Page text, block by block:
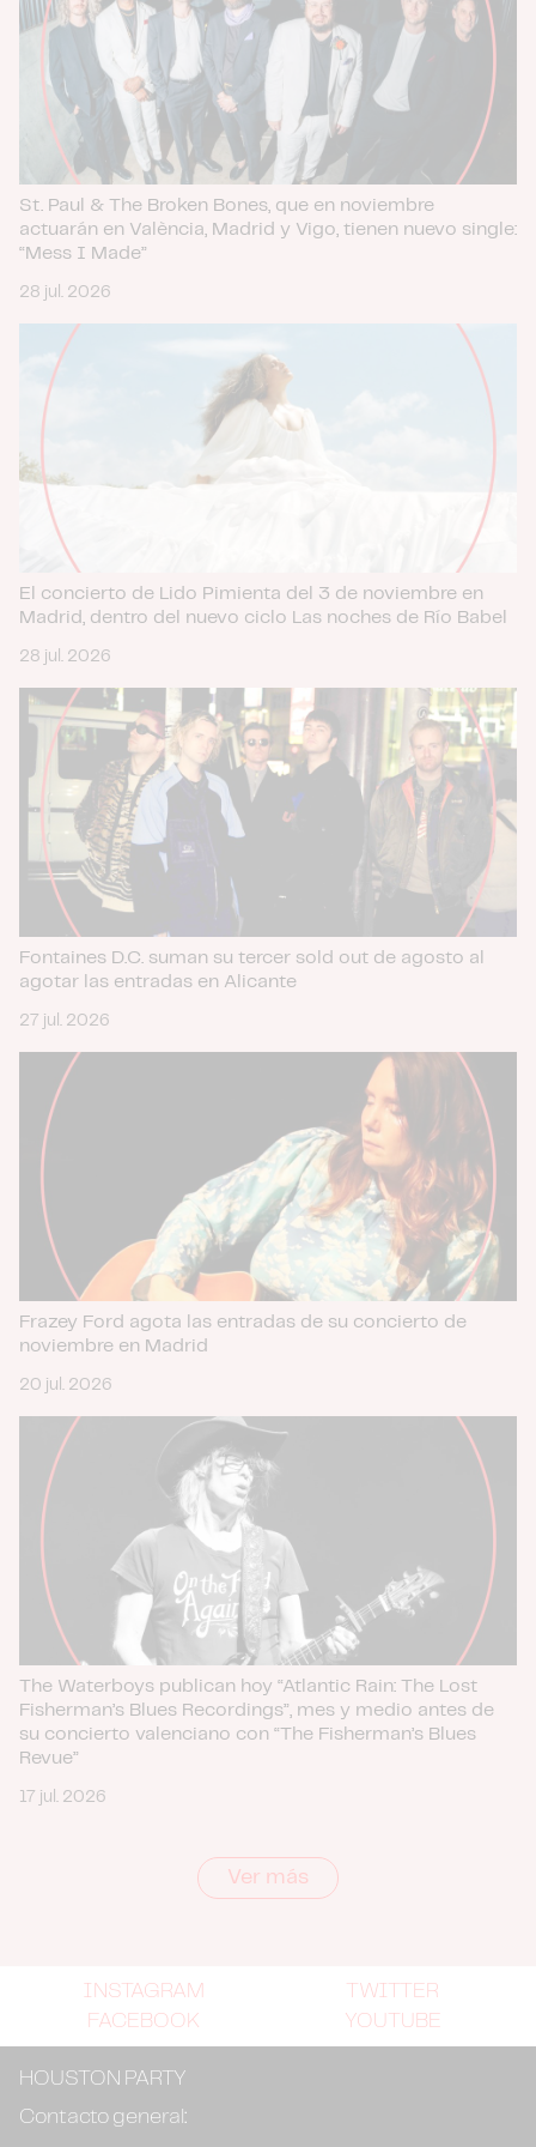
que les haya proporcionado o que hayan recopilado a
partir del uso que haya hecho de sus servicios.
St. Paul & The Broken Bones, que en noviembre
actuarán en València, Madrid y Vigo, tienen nuevo single:
“Mess I Made”
28 jul. 2026
El concierto de Lido Pimienta del 3 de noviembre en
Madrid, dentro del nuevo ciclo Las noches de Río Babel
28 jul. 2026
Fontaines D.C. suman su tercer sold out de agosto al
agotar las entradas en Alicante
27 jul. 2026
Frazey Ford agota las entradas de su concierto de
noviembre en Madrid
20 jul. 2026
The Waterboys publican hoy “Atlantic Rain: The Lost
Fisherman’s Blues Recordings”, mes y medio antes de
su concierto valenciano con “The Fisherman’s Blues
Revue”
17 jul. 2026
Ver más
INSTAGRAM
TWITTER
FACEBOOK
YOUTUBE
HOUSTON PARTY
Contacto general: